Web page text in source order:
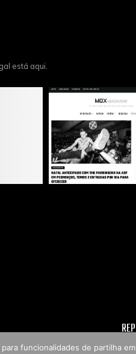
está aqui.
funcionalidades de partilha